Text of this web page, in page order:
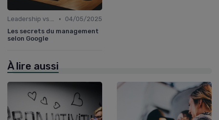
Leadership vs. Management •
04/05/2025
Les secrets du management
selon Google
À lire aussi